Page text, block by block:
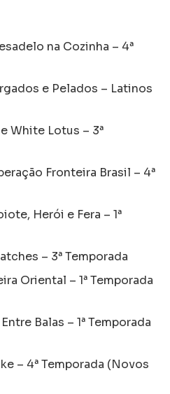
na Cozinha – 4ª
e Pelados – Latinos
White Lotus – 3ª
Fronteira Brasil – 4ª
Herói e Fera – 1ª
– 3ª Temporada
Oriental – 1ª Temporada
Balas – 1ª Temporada
– 4ª Temporada (Novos